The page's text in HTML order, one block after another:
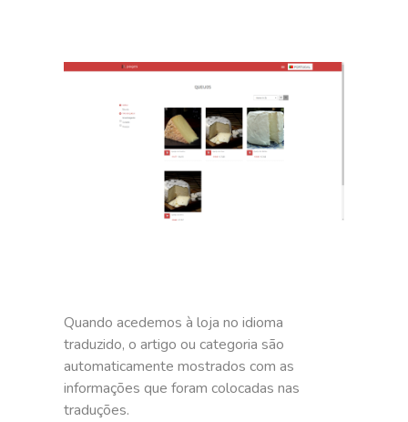
Quando acedemos à loja no idioma
traduzido, o artigo ou categoria são
automaticamente mostrados com as
informações que foram colocadas nas
traduções.